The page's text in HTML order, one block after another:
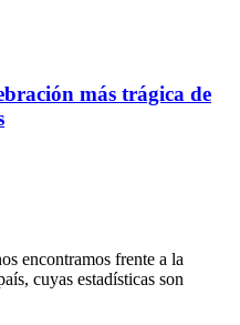
más trágica de
encontramos frente a la
cuyas estadísticas son